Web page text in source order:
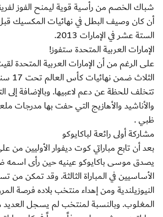
أن كان وصيف البطل في نهائيات المكسيك
الستة عشر في الإمارات 2013.
الإمارات العربية المتحدة ستفوز!
على الرغم من أن الإمارات العربية المتحدة
تتخلف للحظة عن دعم لاعبيها. وبالإضافة إلى
والأناشيد والأهازيج التي حفت بها مدرجات
ظبي .
مشاركة أولى رائعة لباكايوكو
بعد أن تابع مباراتي كوت ديفوار الأوليين من
يصدق موسى باكايوكو عينيه حين رأى اسمه
الأساسيين في المباراة الثالثة. وقد تمكن
النيوزيلندية ومن إهداء منتخب بلاده فرصة
المغلوب. وبالنسبة لمنتخب لم يسجل العديد